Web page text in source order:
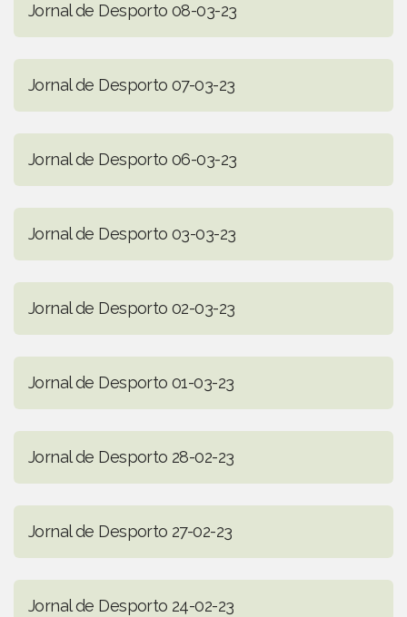
Jornal de Desporto 08-03-23
Jornal de Desporto 07-03-23
Jornal de Desporto 06-03-23
Jornal de Desporto 03-03-23
Jornal de Desporto 02-03-23
Jornal de Desporto 01-03-23
Jornal de Desporto 28-02-23
Jornal de Desporto 27-02-23
Jornal de Desporto 24-02-23